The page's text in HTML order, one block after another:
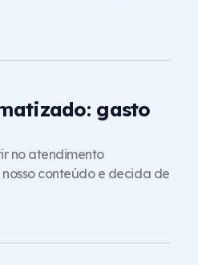
gasto
no atendimento
conteúdo e decida de